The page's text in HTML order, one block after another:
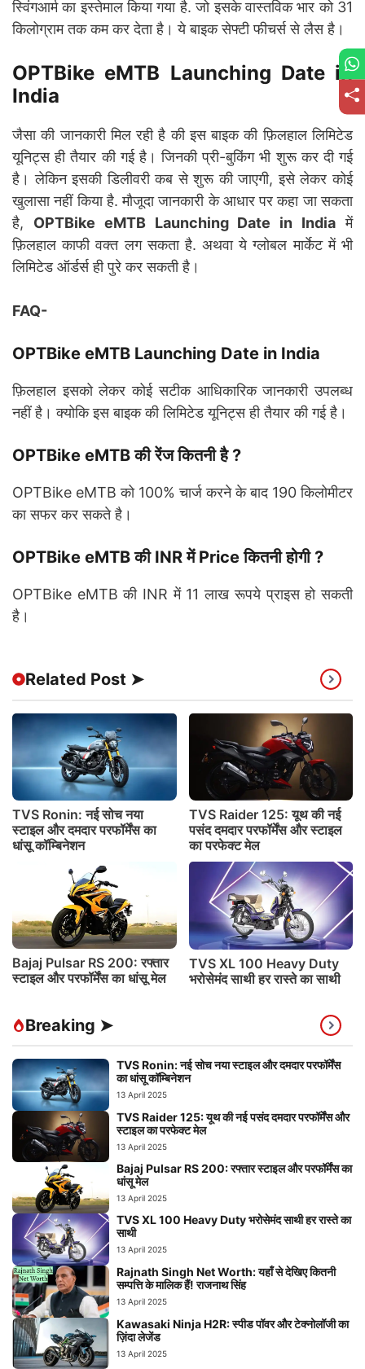
स्विंगआर्म का इस्तेमाल किया गया है. जो इसके वास्तविक भार को 31
किलोग्राम तक कम कर देता है। ये बाइक सेफ्टी फीचर्स से लैस है।
OPTBike eMTB Launching Date in
India
जैसा की जानकारी मिल रही है की इस बाइक की फ़िलहाल लिमिटेड
यूनिट्स ही तैयार की गई है। जिनकी प्री-बुकिंग भी शुरू कर दी गई
है। लेकिन इसकी डिलीवरी कब से शुरू की जाएगी, इसे लेकर कोई
खुलासा नहीं किया है. मौजूदा जानकारी के आधार पर कहा जा सकता
है, OPTBike eMTB Launching Date in India में
फ़िलहाल काफी वक्त लग सकता है. अथवा ये ग्लोबल मार्केट में भी
लिमिटेड ऑर्डर्स ही पुरे कर सकती है।
FAQ-
OPTBike eMTB Launching Date in India
फ़िलहाल इसको लेकर कोई सटीक आधिकारिक जानकारी उपलब्ध
नहीं है। क्योकि इस बाइक की लिमिटेड यूनिट्स ही तैयार की गई है।
OPTBike eMTB की रेंज कितनी है ?
OPTBike eMTB को 100% चार्ज करने के बाद 190 किलोमीटर
का सफर कर सकते है।
OPTBike eMTB की INR में Price कितनी होगी ?
OPTBike eMTB की INR में 11 लाख रूपये प्राइस हो सकती
है।
Related Post ➤
TVS Ronin: नई सोच नया
स्टाइल और दमदार परफॉर्मेंस का
धांसू कॉम्बिनेशन
TVS Raider 125: यूथ की नई
पसंद दमदार परफॉर्मेंस और स्टाइल
का परफेक्ट मेल
Bajaj Pulsar RS 200: रफ्तार
स्टाइल और परफॉर्मेंस का धांसू मेल
TVS XL 100 Heavy Duty
भरोसेमंद साथी हर रास्ते का साथी
Breaking ➤
TVS Ronin: नई सोच नया स्टाइल और दमदार परफॉर्मेंस
का धांसू कॉम्बिनेशन
13 April 2025
TVS Raider 125: यूथ की नई पसंद दमदार परफॉर्मेंस और
स्टाइल का परफेक्ट मेल
13 April 2025
Bajaj Pulsar RS 200: रफ्तार स्टाइल और परफॉर्मेंस का
धांसू मेल
13 April 2025
TVS XL 100 Heavy Duty भरोसेमंद साथी हर रास्ते का
साथी
13 April 2025
Rajnath Singh Net Worth: यहाँ से देखिए कितनी
सम्पत्ति के मालिक हैं! राजनाथ सिंह
13 April 2025
Kawasaki Ninja H2R: स्पीड पॉवर और टेक्नोलॉजी का
ज़िंदा लेजेंड
13 April 2025